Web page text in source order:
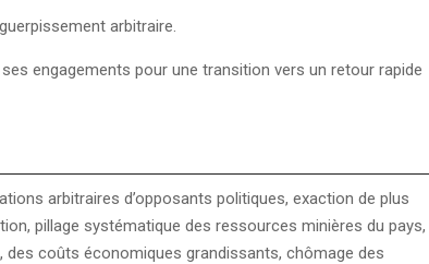
arbitraire.
engagements pour une transition vers un retour rapide
arbitraires d’opposants politiques, exaction de plus
pillage systématique des ressources minières du pays,
des coûts économiques grandissants, chômage des